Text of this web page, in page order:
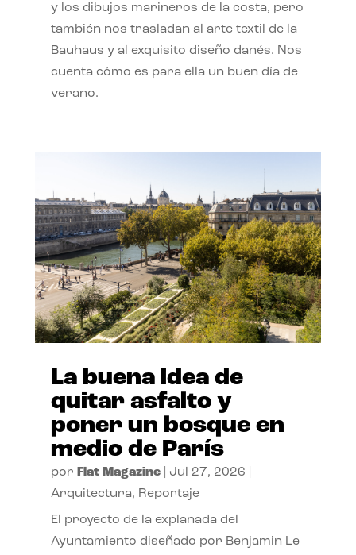
y los dibujos marineros de la costa, pero
también nos trasladan al arte textil de la
Bauhaus y al exquisito diseño danés. Nos
cuenta cómo es para ella un buen día de
verano.
La buena idea de
quitar asfalto y
poner un bosque en
medio de París
por Flat Magazine| Jul 27, 2026
Arquitectura, Reportaje
El proyecto de la explanada del
Ayuntamiento diseñado por Benjamin Le